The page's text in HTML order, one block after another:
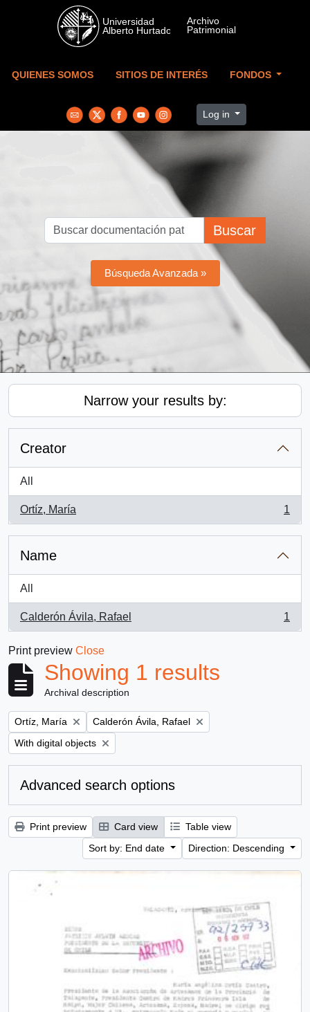
Skip to main content
QUIENES SOMOS SITIOS DE INTERÉS FONDOS
Log in
Buscar
Búsqueda Avanzada »
Narrow your results by:
Creator
All
Ortíz, María
, 1 results
1
Name
All
Calderón Ávila, Rafael
, 1 results
1
Print preview Close
Showing 1 results
Archival description
Remove filter:
Ortíz, María Remove filter:
Calderón Ávila, Rafael
Remove filter:
With digital objects
Advanced search options
Print preview Card view
Table view
Sort by: End date
Direction: Descending